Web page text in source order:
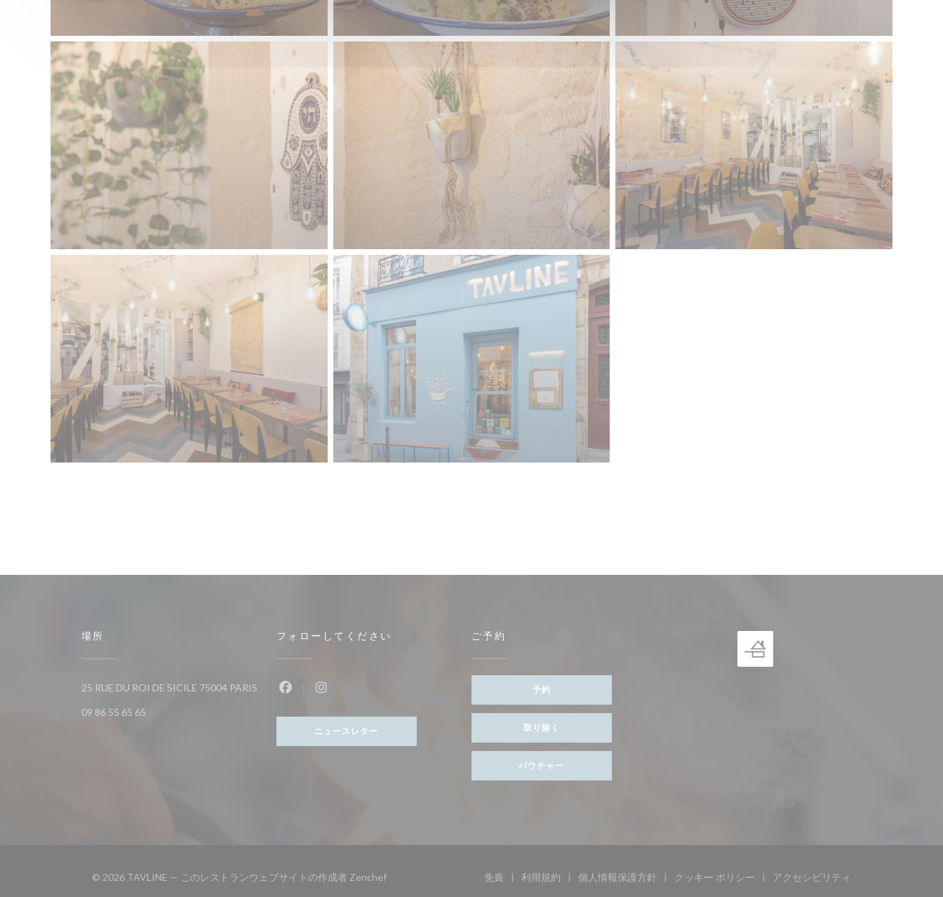
場所
25 RUE DU ROI DE SICILE 75004 PARIS((新しいウィンドウで開きます))
09 86 55 65 65
フォローしてください
Instagram ((新しいウィンドウで開きます))
ニュースレター
ご予約
予約
取り除く
バウチャー
© 2026 TAVLINE — このレストランウェブサイトの作成者 Zenchef((新しいウィンドウで開きます))
免責
((新しいウィンドウで開きます))
利用規約
((新しいウィンドウで開きます))
個人情報保護方針
((新しいウィンドウで開きます))
クッキー ポリシー
((新しいウィンドウで開きます))
アクセシビリティ
((新しいウィンドウで開きま